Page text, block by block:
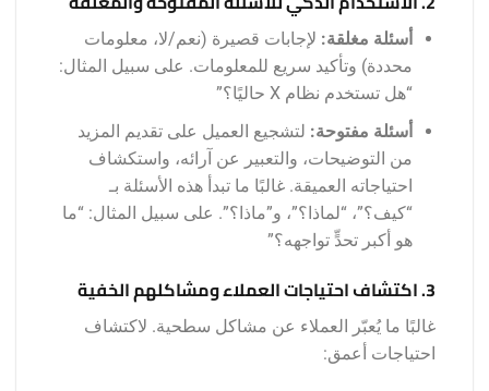
أسئلة مغلقة: لإجابات قصيرة (نعم/لا، معلومات
محددة) وتأكيد سريع للمعلومات. على سبيل المثال:
“هل تستخدم نظام X حاليًا؟”
أسئلة مفتوحة: لتشجيع العميل على تقديم المزيد
من التوضيحات، والتعبير عن آرائه، واستكشاف
احتياجاته العميقة. غالبًا ما تبدأ هذه الأسئلة بـ
“كيف؟”، “لماذا؟”، و”ماذا؟”. على سبيل المثال: “ما
هو أكبر تحدٍّ تواجهه؟”
3. اكتشاف احتياجات العملاء ومشاكلهم الخفية
غالبًا ما يُعبّر العملاء عن مشاكل سطحية. لاكتشاف
احتياجات أعمق: